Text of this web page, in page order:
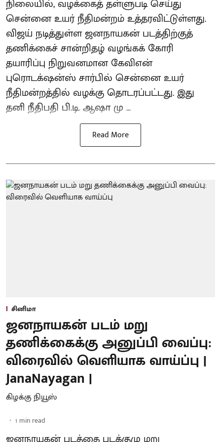
நிலையில், வழக்கைத் தள்ளுபடி செய்து
சென்னை உயர் நீதிமன்றம் உத்தரவிட்டுள்ளது.
விஜய் நடித்துள்ள ஜனநாயகன் படத்திற்குத்
தணிக்கைச் சான்றிதழ் வழங்கக் கோரி
தயாரிப்பு நிறுவனமான கேவிஎன்
புரொடக்‌ஷன்ஸ் சார்பில் சென்னை உயர்
நீதிமன்றத்தில் வழக்கு தொடரப்பட்டது. இது
தனி நீதிபதி பி.டி. ஆஷா மு ...
Read More
சினிமா
ஜனநாயகன் படம் மறு
தணிக்கைக்கு அனுப்பி வைப்பு:
விரைவில் வெளியாக வாய்ப்பு |
JanaNayagan |
கிழக்கு நியூஸ்
1 min read